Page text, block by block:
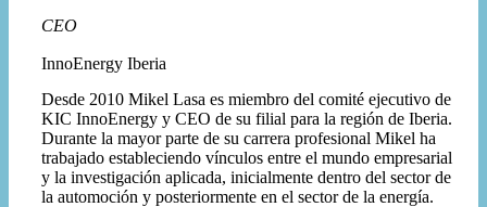
CEO
InnoEnergy Iberia
Desde 2010 Mikel Lasa es miembro del comité ejecutivo de
KIC InnoEnergy y CEO de su filial para la región de Iberia.
Durante la mayor parte de su carrera profesional Mikel ha
trabajado estableciendo vínculos entre el mundo empresarial
y la investigación aplicada, inicialmente dentro del sector de
la automoción y posteriormente en el sector de la energía.